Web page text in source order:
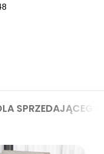
SPRZEDAJĄCEGO